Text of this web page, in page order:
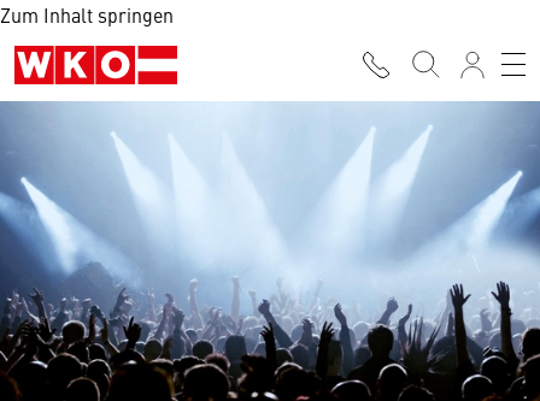
Zum Inhalt springen